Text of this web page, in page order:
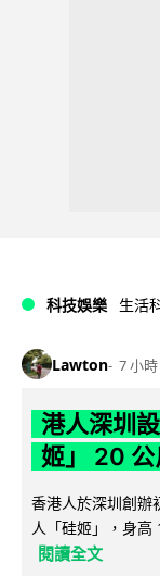
科技娛樂 生活
Lawton 7 小時
港人深圳
姬」 20
香港人於深圳創辦
人「硅姬」，身高
閱讀全文